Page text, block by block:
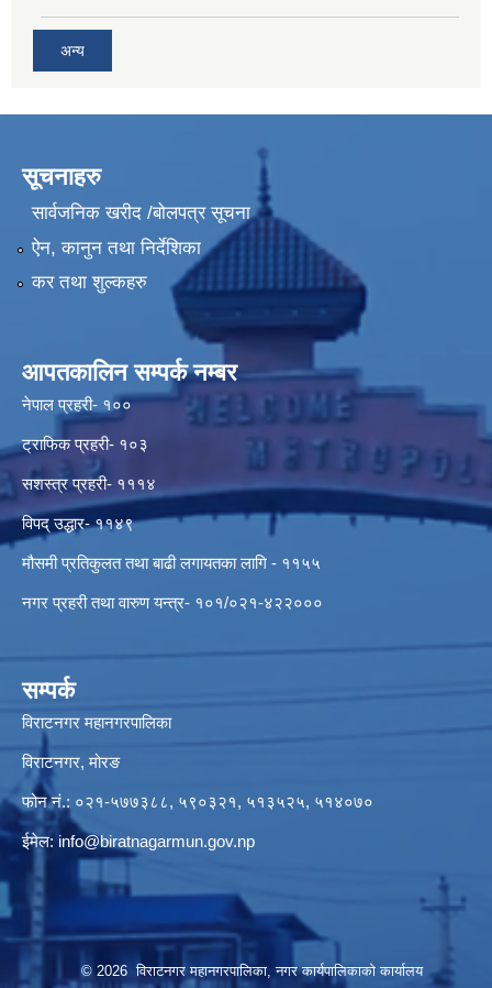
अन्य
सूचनाहरु
सार्वजनिक खरीद /बोलपत्र सूचना
ऐन, कानुन तथा निर्देशिका
कर तथा शुल्कहरु
आपतकालिन सम्पर्क नम्बर
नेपाल प्रहरी- १००
ट्राफिक प्रहरी- १०३
सशस्त्र प्रहरी- १११४
विपद् उद्धार- ११४९
मौसमी प्रतिकुलत तथा बाढी लगायतका लागि - ११५५
नगर प्रहरी तथा वारुण यन्त्र- १०१/०२१-४२२०००
सम्पर्क
विराटनगर महानगरपालिका
विराटनगर, मोरङ
फोन नं.: ०२१-५७७३८८, ५९०३२१, ५१३५२५, ५१४०७०
ईमेल: info@biratnagarmun.gov.np
© 2026 विराटनगर महानगरपालिका, नगर कार्यपालिकाको कार्यालय